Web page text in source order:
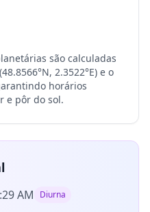
são calculadas
2.3522°E) e o
horários
e pôr do sol.
AM Diurna